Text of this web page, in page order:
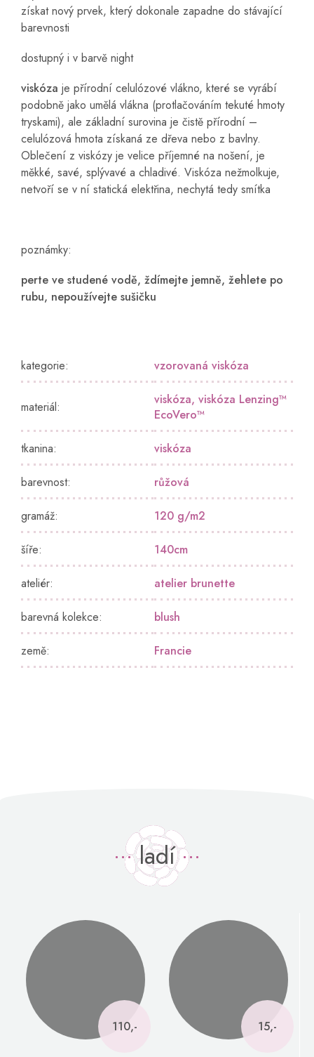
získat nový prvek, který dokonale zapadne do stávající
barevnosti
dostupný i v barvě night
viskóza je přírodní celulózové vlákno, které se vyrábí
podobně jako umělá vlákna (protlačováním tekuté hmoty
tryskami), ale základní surovina je čistě přírodní –
celulózová hmota získaná ze dřeva nebo z bavlny.
Oblečení z viskózy je velice příjemné na nošení, je
měkké, savé, splývavé a chladivé. Viskóza nežmolkuje,
netvoří se v ní statická elektřina, nechytá tedy smítka
poznámky:
perte ve studené vodě, ždímejte jemně, žehlete po
rubu, nepoužívejte sušičku
kategorie: vzorovaná viskóza
materiál: viskóza, viskóza Lenzing™️
EcoVero™️
tkanina: viskóza
barevnost: růžová
gramáž: 120 g/m2
šíře: 140cm
ateliér: atelier brunette
barevná kolekce: blush
země: Francie
ladí
110,- 15,-